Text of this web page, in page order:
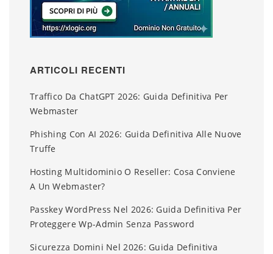
ARTICOLI RECENTI
Traffico Da ChatGPT 2026: Guida Definitiva Per
Webmaster
Phishing Con AI 2026: Guida Definitiva Alle Nuove
Truffe
Hosting Multidominio O Reseller: Cosa Conviene
A Un Webmaster?
Passkey WordPress Nel 2026: Guida Definitiva Per
Proteggere Wp-Admin Senza Password
Sicurezza Domini Nel 2026: Guida Definitiva